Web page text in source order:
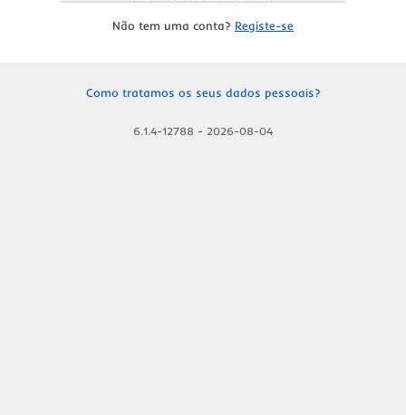
Não tem uma conta? Registe-se
Como tratamos os seus dados pessoais?
6.1.4-12788 - 2026-08-04